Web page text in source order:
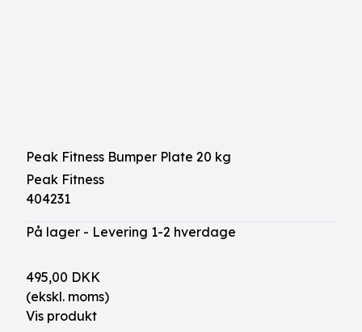
Peak Fitness Bumper Plate 20 kg
Peak Fitness
404231
På lager - Levering 1-2 hverdage
495,00 DKK
(ekskl. moms)
Vis produkt